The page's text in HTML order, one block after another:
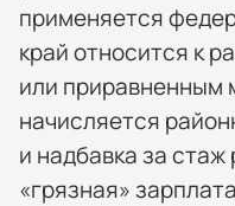
применяется
край относится к
или
начисляется
и надбавка за
«грязная»